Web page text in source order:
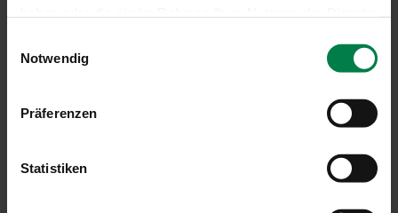
Notwendig
Präferenzen
Statistiken
Verschattung von Ganzglasecken oder Eckbereiche
Besonders filigrane Optik